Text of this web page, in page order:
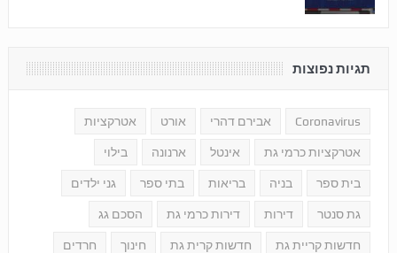
תגיות נפוצות
Coronavirus אבירם דהרי אורט אטרקציות
אטרקציות כרמי גת אינטל ארנונה בילוי
בית ספר בניה בריאות בתי ספר גני ילדים
גת סנטר דירות דירות כרמי גת הסכם גג
חדשות קריית גת חדשות קרית גת חינוך חרדים